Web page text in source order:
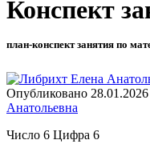
Конспект
план-конспект занятия по
Опубликовано
Анатольевна
Число 6 Цифра 6